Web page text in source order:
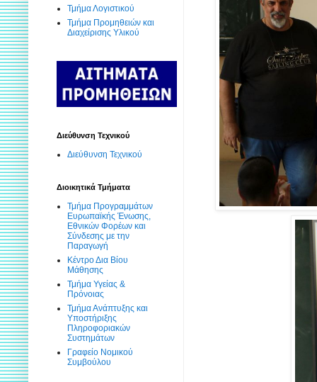
Τμήμα Λογιστικού
Τμήμα Προμηθειών και
Διαχείρισης Υλικού
Διεύθυνση Τεχνικού
Διεύθυνση Τεχνικού
Διοικητικά Τμήματα
Τμήμα Προγραμμάτων
Ευρωπαϊκής Ένωσης,
Εθνικών Φορέων και
Σύνδεσης με την
Παραγωγή
Κέντρο Δια Βίου
Μάθησης
Τμήμα Υγείας &
Πρόνοιας
Τμήμα Ανάπτυξης και
Υποστήριξης
Πληροφοριακών
Συστημάτων
Γραφείο Νομικού
Συμβούλου